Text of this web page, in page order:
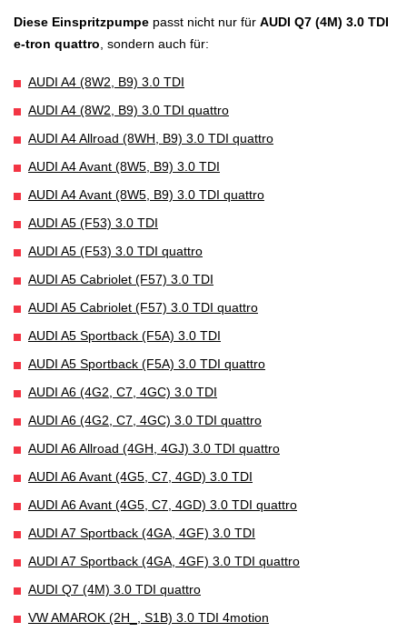
Diese Einspritzpumpe passt nicht nur für AUDI Q7 (4M) 3.0 TDI
e-tron quattro , sondern auch für:
AUDI A4 (8W2, B9) 3.0 TDI
AUDI A4 (8W2, B9) 3.0 TDI quattro
AUDI A4 Allroad (8WH, B9) 3.0 TDI quattro
AUDI A4 Avant (8W5, B9) 3.0 TDI
AUDI A4 Avant (8W5, B9) 3.0 TDI quattro
AUDI A5 (F53) 3.0 TDI
AUDI A5 (F53) 3.0 TDI quattro
AUDI A5 Cabriolet (F57) 3.0 TDI
AUDI A5 Cabriolet (F57) 3.0 TDI quattro
AUDI A5 Sportback (F5A) 3.0 TDI
AUDI A5 Sportback (F5A) 3.0 TDI quattro
AUDI A6 (4G2, C7, 4GC) 3.0 TDI
AUDI A6 (4G2, C7, 4GC) 3.0 TDI quattro
AUDI A6 Allroad (4GH, 4GJ) 3.0 TDI quattro
AUDI A6 Avant (4G5, C7, 4GD) 3.0 TDI
AUDI A6 Avant (4G5, C7, 4GD) 3.0 TDI quattro
AUDI A7 Sportback (4GA, 4GF) 3.0 TDI
AUDI A7 Sportback (4GA, 4GF) 3.0 TDI quattro
AUDI Q7 (4M) 3.0 TDI quattro
VW AMAROK (2H_, S1B) 3.0 TDI 4motion